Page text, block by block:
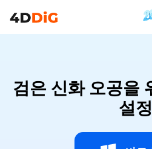
검은 신화 오공을
설정